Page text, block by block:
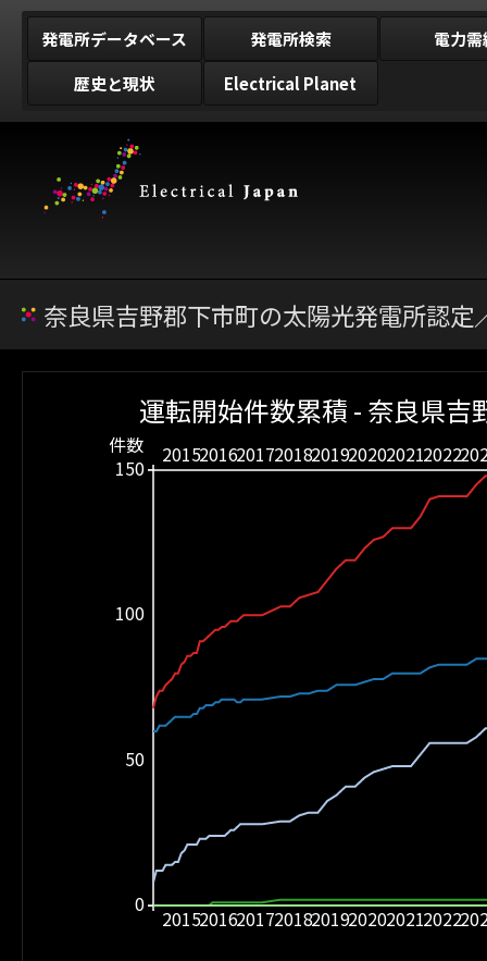
発電所データベース 発電所検索
電力需
歴史と現状
Electrical Planet
奈良県吉野郡下市町の太陽光発電所認
20152016201720182019202020212022
20152016201720182019202020212022
0
50
100
150
件数
運転開始件数累積 - 奈良県吉